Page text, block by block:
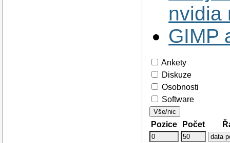
nvidia
GIMP
Ankety
Diskuze
Osobnosti
Software
Vše/nic
Pozice Počet